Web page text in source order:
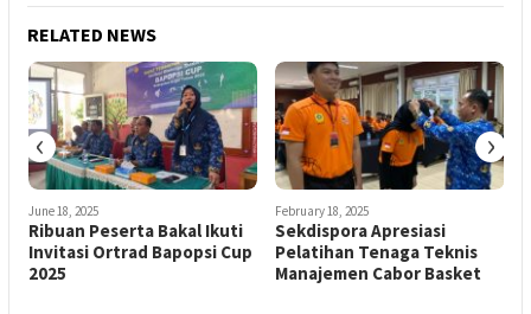
RELATED NEWS
June 18, 2025
Ribuan Peserta Bakal Ikuti
Invitasi Ortrad Bapopsi Cup
2025
February 18, 2025
Sekdispora Apresiasi
Pelatihan Tenaga Teknis
Manajemen Cabor Basket
‹ ›